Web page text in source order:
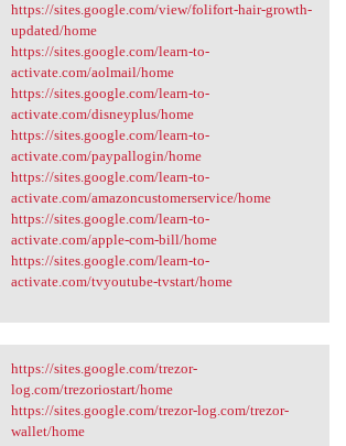
https://sites.google.com/view/folifort-hair-growth-
updated/home
https://sites.google.com/learn-to-
activate.com/aolmail/home
https://sites.google.com/learn-to-
activate.com/disneyplus/home
https://sites.google.com/learn-to-
activate.com/paypallogin/home
https://sites.google.com/learn-to-
activate.com/amazoncustomerservice/home
https://sites.google.com/learn-to-
activate.com/apple-com-bill/home
https://sites.google.com/learn-to-
activate.com/tvyoutube-tvstart/home
sites.google.com
https://sites.google.com/trezor-
log.com/trezoriostart/home
https://sites.google.com/trezor-log.com/trezor-
wallet/home